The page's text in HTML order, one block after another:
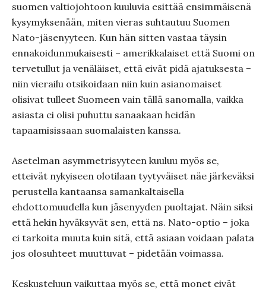
suomen valtiojohtoon kuuluvia esittää ensimmäisenä
kysymyksenään, miten vieras suhtautuu Suomen
Nato-jäsenyyteen. Kun hän sitten vastaa täysin
ennakoidunmukaisesti – amerikkalaiset että Suomi on
tervetullut ja venäläiset, että eivät pidä ajatuksesta –
niin vierailu otsikoidaan niin kuin asianomaiset
olisivat tulleet Suomeen vain tällä sanomalla, vaikka
asiasta ei olisi puhuttu sanaakaan heidän
tapaamisissaan suomalaisten kanssa.
Asetelman asymmetrisyyteen kuuluu myös se,
etteivät nykyiseen olotilaan tyytyväiset näe järkeväksi
perustella kantaansa samankaltaisella
ehdottomuudella kun jäsenyyden puoltajat. Näin siksi
että hekin hyväksyvät sen, että ns. Nato-optio – joka
ei tarkoita muuta kuin sitä, että asiaan voidaan palata
jos olosuhteet muuttuvat – pidetään voimassa.
Keskusteluun vaikuttaa myös se, että monet eivät